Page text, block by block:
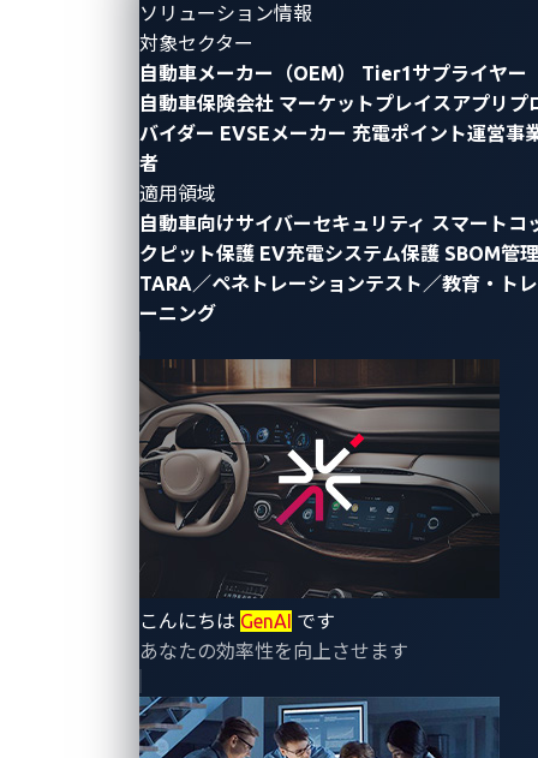
ソリューション情報
対象セクター
自動車メーカー（OEM）
Tier1サプライヤー
自動車保険会社 マーケットプレイスアプリプ
バイダー EVSEメーカー 充電ポイント運営事
者
適用領域
自動車向けサイバーセキュリティ スマートコ
クピット保護 EV充電システム保護 SBOM管理
TARA／ペネトレーションテスト／教育・トレ
ーニング
こんにちは GenAI です
あなたの効率性を向上させます